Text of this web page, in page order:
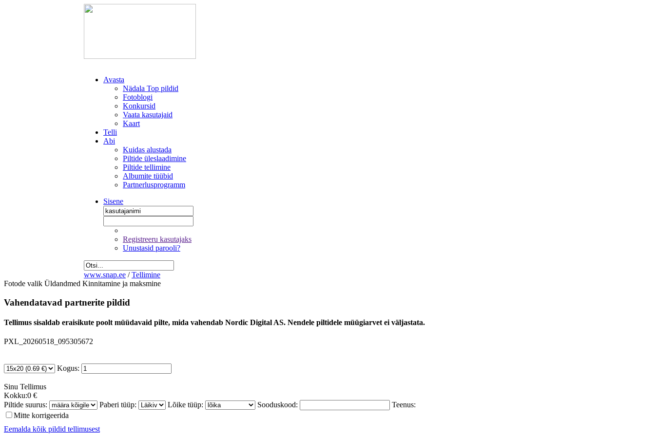
Avasta
Nädala Top pildid
Fotoblogi
Konkursid
Vaata kasutajaid
Kaart
Telli
Abi
Kuidas alustada
Piltide üleslaadimine
Piltide tellimine
Albumite tüübid
Partnerlusprogramm
Sisene
Registreeru kasutajaks
Unustasid parooli?
www.snap.ee / Tellimine
Fotode valik Üldandmed Kinnitamine ja maksmine
Vahendatavad partnerite pildid
Tellimus sisaldab eraisikute poolt müüdavaid pilte, mida vahendab Nordic Digital AS. Nendele piltidele müügiarvet ei väljastata.
PXL_20260518_095305672
Kogus:
Sinu Tellimus
Kokku:0 €
Piltide suurus:
Paberi tüüp: Lõike tüüp: Sooduskood:
Teenus:
Mitte korrigeerida
Eemalda kõik pildid tellimusest